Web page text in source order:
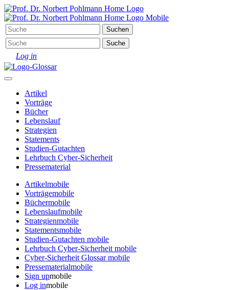
Log in
Artikel
Vorträge
Bücher
Lebenslauf
Strategien
Statements
Studien-Gutachten
Lehrbuch Cyber-Sicherheit
Pressematerial
Artikelmobile
Vorträgemobile
Büchermobile
Lebenslaufmobile
Strategienmobile
Statementsmobile
Studien-Gutachten mobile
Lehrbuch Cyber-Sicherheit mobile
Cyber-Sicherheit Glossarmobile
Pressematerialmobile
Sign upmobile
Log inmobile